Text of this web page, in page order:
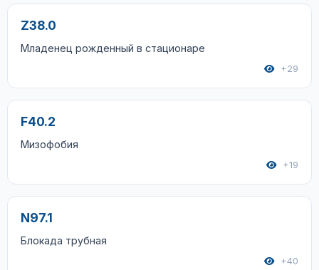
Z38.0
Младенец рожденный в стационаре
+29
F40.2
Мизофобия
+19
N97.1
Блокада трубная
+40